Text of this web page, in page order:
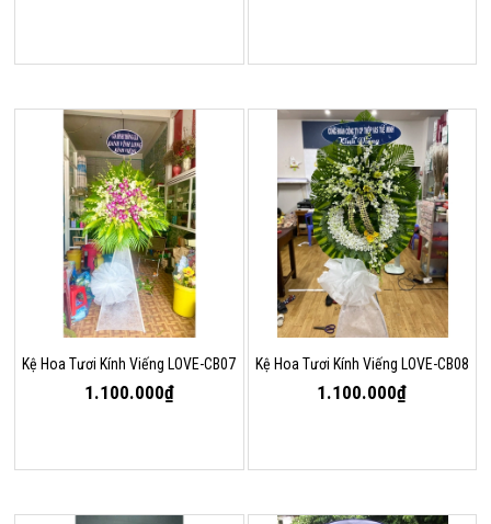
Kệ Hoa Tươi Kính Viếng LOVE-CB07
1.100.000₫
Kệ Hoa Tươi Kính Viếng LOVE-CB08
1.100.000₫